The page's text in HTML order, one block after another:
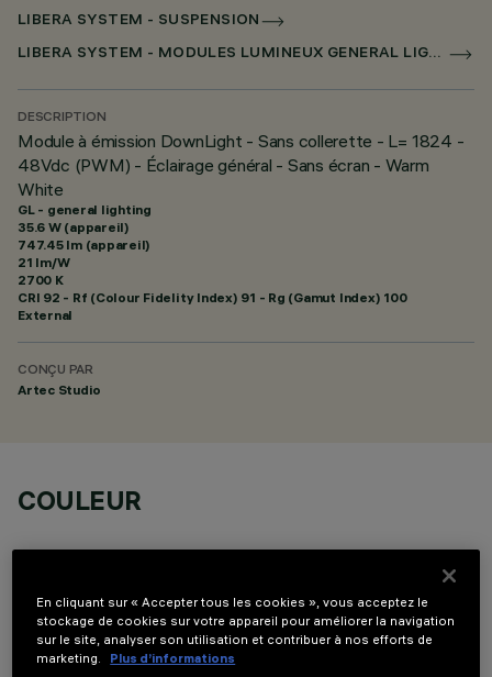
LIBERA SYSTEM - SUSPENSION
LIBERA SYSTEM - MODULES LUMINEUX GENERAL LIGHTING SANS ÉCRAN
DESCRIPTION
Module à émission DownLight - Sans collerette - L= 1824 -
48Vdc (PWM) - Éclairage général - Sans écran - Warm
White
GL - general lighting
35.6 W (appareil)
747.45 lm (appareil)
21 lm/W
2700 K
CRI 92 - Rf (Colour Fidelity Index) 91 - Rg (Gamut Index) 100
External
CONÇU PAR
Artec Studio
COULEUR
ACCESSOIRES REQUIS
En cliquant sur « Accepter tous les cookies », vous acceptez le
stockage de cookies sur votre appareil pour améliorer la navigation
sur le site, analyser son utilisation et contribuer à nos efforts de
marketing.
Plus d’informations